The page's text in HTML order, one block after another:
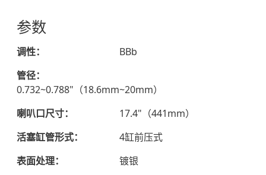
参数
调性：
BBb
管径：
0.732~0.788"（18.6mm~20mm）
喇叭口尺寸：
17.4"（441mm）
活塞缸管形式：
4缸前压式
表面处理：
镀银